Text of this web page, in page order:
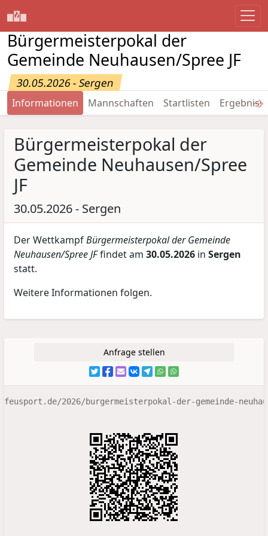
Bürgermeisterpokal der
Gemeinde Neuhausen/Spree JF
30.05.2026 - Sergen
Informationen Mannschaften Startlisten →
Bürgermeisterpokal der
Gemeinde Neuhausen/Spree
JF
30.05.2026 - Sergen
Der WettkampfBürgermeisterpokal der Gemeinde
Neuhausen/Spree JFfindet am30.05.2026 inSergen
statt.
Weitere Informationen folgen.
Anfrage stellen
feusport.de/2026/burgermeisterpokal-der-gemeinde-